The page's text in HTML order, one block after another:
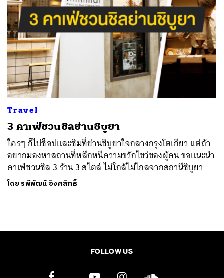
Travel
3 คาเฟ่ชวนชิลย่านชิบูยา
ใครๆ ก็ไปช็อปและชิมที่ย่านชิบูยาใจกลางกรุงโตเกียว แต่ถ้า
อยากมองหาสถานที่หลีกหนีความขวักไขว่ของผู้คน ขอแนะนำ
คาเฟ่ชวนชิล 3 ร้าน 3 สไตล์ ไม่ใกล้ไม่ไกลจากสถานีชิบูยา
โดย รพีพัฒน์ อิงคสิทธิ์
FOLLOW US
ค้นหา
SHARE TWEET LINE EMAIL